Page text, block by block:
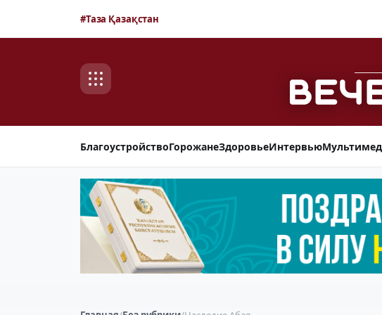
#Таза Қазақстан
БлагоустройствоГорожанеЗдоровьеИнтервью